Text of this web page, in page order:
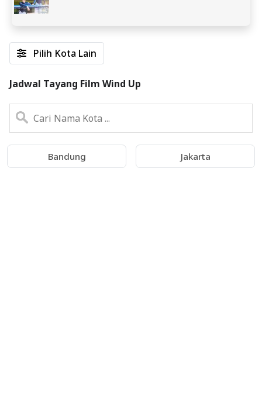
Pilih Kota Lain
Jadwal Tayang Film Wind Up
Bandung Jakarta